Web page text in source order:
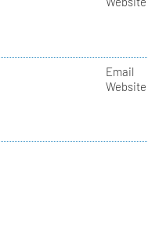
Email
Website